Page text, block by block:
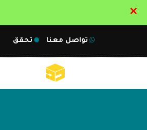
تواصل معنا تحقق
✕